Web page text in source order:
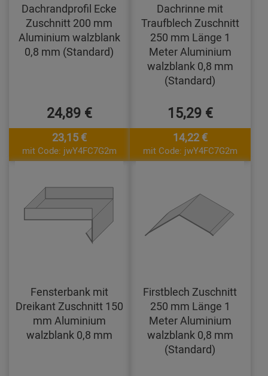
Dachrandprofil Ecke
Zuschnitt 200 mm
Aluminium walzblank
0,8 mm (Standard)
24,89 €
23,15 €
mit Code: jwY4FC7G2m
Dachrinne mit
Traufblech Zuschnitt
250 mm Länge 1
Meter Aluminium
walzblank 0,8 mm
(Standard)
15,29 €
14,22 €
mit Code: jwY4FC7G2m
Fensterbank mit
Dreikant Zuschnitt 150
mm Aluminium
walzblank 0,8 mm
Firstblech Zuschnitt
250 mm Länge 1
Meter Aluminium
walzblank 0,8 mm
(Standard)